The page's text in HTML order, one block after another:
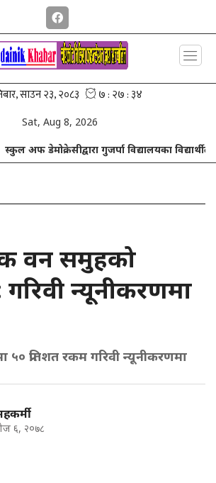
Sat, Aug 8, 2026
अफ डेमोक्रेसीद्वारा गुजर्पा विद्यालयका विद्यार्थीलाई
वन समुहको
न्यूनीकरणमा
५० प्रतिशत रकम गरिवी न्यूनीकरणमा
६, २०७८